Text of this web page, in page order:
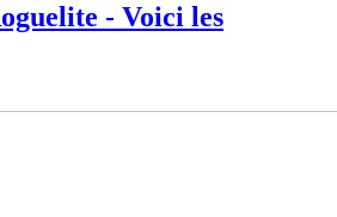
- Voici les